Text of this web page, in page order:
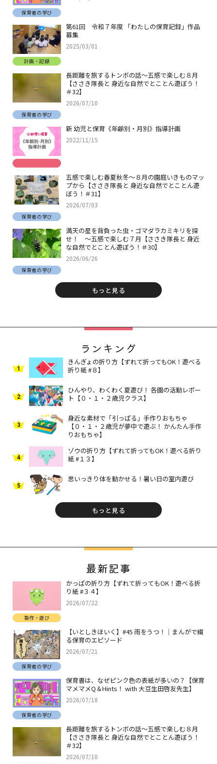
保育者の学び
第61回 令和７年度 「わたしの保育記録」作品
募集
2025/03/01
計画・記録
長距離を旅するトンボの話～五感で楽しむ８月
【ささき隊長と 身近な自然でとことん遊ぼう！
＃32】
2026/07/10
保育者の学び
新 幼児と保育《年齢別・月別》指導計画
2022/11/15
五感で楽しむ春夏秋冬～８月の園庭いきものマッ
プから【ささき隊長と 身近な自然でとことん遊
ぼう！＃31】
2026/07/03
保育者の学び
満天の星を背負った虫・ゴマダラカミキリを探
せ！ ～五感で楽しむ７月【ささき隊長と 身近
な自然でとことん遊ぼう！＃30】
2026/06/26
保育者の学び
もっと見る
ランキング
1
きんぎょの折り方【ずれて折ってもOK！遊べる
折り紙 #８】
2
ひんやり、わくわく夏遊び！ 各園の活動レポー
ト【０・１・２歳児クラス】
3
身近な素材で「引っぱる」手作りおもちゃ
【０・１・２歳児が夢中で遊ぶ！ かんたん手作
りおもちゃ】
4
ゾウの折り方【ずれて折ってもOK！遊べる折り
紙 #１３】
5
思いっきり体を動かせる！暑い日の室内遊び
もっと見る
最新記事
かっぱの折り方【ずれて折ってもOK！遊べる折
り紙 #３４】
2026/07/22
製作・遊び
【いとしきほいく】#45 雨をうつ！｜まんがで綴
る保育のエピソード
2026/07/21
保育者の学び
保育書は、なぜピンク色の表紙が多いの？【保育
マメマメQ＆Hints！ with 大豆生田啓友先生】
2026/07/18
保育者の学び
長距離を旅するトンボの話～五感で楽しむ８月
【ささき隊長と 身近な自然でとことん遊ぼう！
＃32】
2026/07/10